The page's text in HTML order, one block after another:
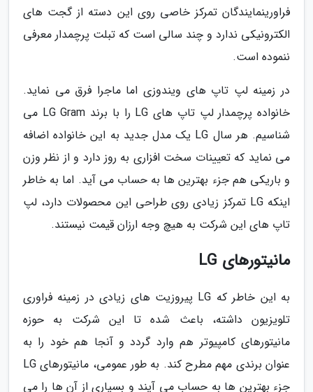
فراورینمایندگان تمرکز خاصی روی این دسته از گجت های
الکترونیکی ندارد و چند سالی است که تبلت پرچمدار معرفی
ننموده است.
در زمینه لپ تاپ های ویندوزی اما ماجرا فرق می نماید.
خانواده پرچمدار لپ تاپ های LG را با برند LG Gram می
شناسیم. هر سال LG یک مدل جدید به این خانواده اضافه
می نماید که تعیینات سخت افزاری به روز دارد و از نظر وزن
و باریکی هم جزء بهترین ها به حساب می آید. اما به خاطر
اینکه LG تمرکز زیادی روی طراحی این محصولات دارد، لپ
تاپ های این شرکت به هیچ وجه ارزان قیمت نیستند.
مانیتورهای LG
به این خاطر که LG پیروزیت های زیادی در زمینه فراوری
تلویزیون داشته، باعث شده تا این شرکت به حوزه
مانیتورهای کامپیوتر هم وارد گردد و آنجا هم خود را به
عنوان برندی مهم مطرح کند. به طور عمومی، مانیتورهای LG
جزء بهترین ها به حساب می آیند و بسیاری از آن ها را می